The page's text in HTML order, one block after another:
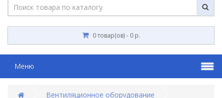
0 товар(ов) - 0 р.
Меню
Вентиляционное оборудование